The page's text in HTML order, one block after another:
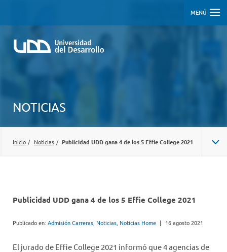
MENÚ
NOTICIAS
Inicio / Noticias / Publicidad UDD gana 4 de los 5 Effie College 2021
Publicidad UDD gana 4 de los 5 Effie College 2021
Publicado en: Admisión Carreras Noticias Noticias Home | 16 agosto 2021
El jurado de Effie College 2021 informó que 4 agencias de